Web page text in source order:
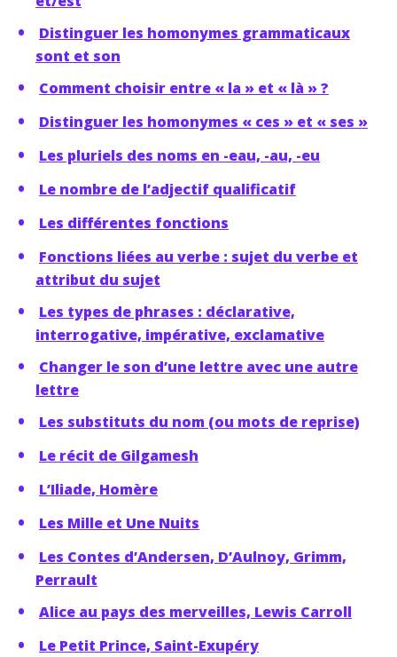
Distinguer les homonymes grammaticaux
sont et son
Comment choisir entre « la » et « là » ?
Distinguer les homonymes « ces » et « ses »
Les pluriels des noms en -eau, -au, -eu
Le nombre de l’adjectif qualificatif
Les différentes fonctions
Fonctions liées au verbe : sujet du verbe et
attribut du sujet
Les types de phrases : déclarative,
interrogative, impérative, exclamative
Changer le son d’une lettre avec une autre
lettre
Les substituts du nom (ou mots de reprise)
Le récit de Gilgamesh
L’Iliade, Homère
Les Mille et Une Nuits
Les Contes d’Andersen, D’Aulnoy, Grimm,
Perrault
Alice au pays des merveilles, Lewis Carroll
Le Petit Prince, Saint-Exupéry